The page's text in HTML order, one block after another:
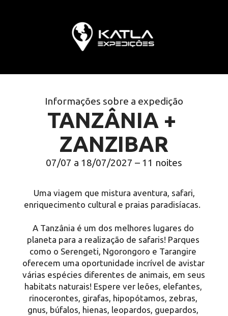
Informações sobre a expedição
TANZÂNIA +
ZANZIBAR
07/07 a 18/07/2027 – 11 noites
enriquecimento cultural e praias paradisíacas.
A Tanzânia é um dos melhores lugares do
planeta para a realização de safaris! Parques
como o Serengeti, Ngorongoro e Tarangire
oferecem uma oportunidade incrível de avistar
várias espécies diferentes de animais, em seus
habitats naturais! Espere ver leões, elefantes,
rinocerontes, girafas, hipopótamos, zebras,
gnus, búfalos, hienas, leopardos, guepardos,